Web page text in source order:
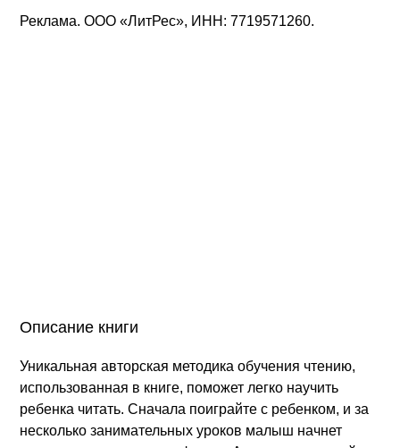
Реклама. ООО «ЛитРес», ИНН: 7719571260.
Описание книги
Уникальная авторская методика обучения чтению,
использованная в книге, поможет легко научить
ребенка читать. Сначала поиграйте с ребенком, и за
несколько занимательных уроков малыш начнет